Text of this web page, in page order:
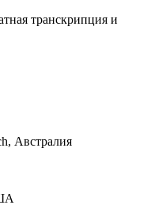
транскрипция и
Австралия